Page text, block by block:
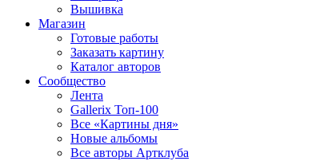
Вышивка
Магазин
Готовые работы
Заказать картину
Каталог авторов
Сообщество
Лента
Gallerix Топ-100
Все «Картины дня»
Новые альбомы
Все авторы Артклуба